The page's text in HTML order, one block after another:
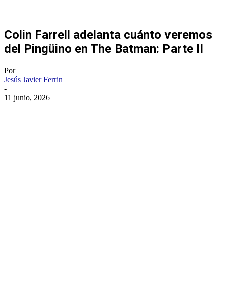
Colin Farrell adelanta cuánto veremos
del Pingüino en The Batman: Parte II
Por
Jesús Javier Ferrin
-
11 junio, 2026